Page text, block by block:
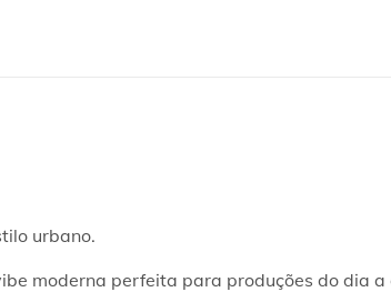
urbano.
moderna perfeita para produções do dia